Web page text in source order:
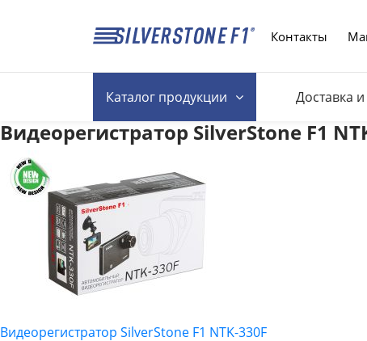
Контакты
Каталогпродукции Доставка
Видеорегистратор SilverStone F1
Видеорегистратор SilverStone F1 NTK-330F